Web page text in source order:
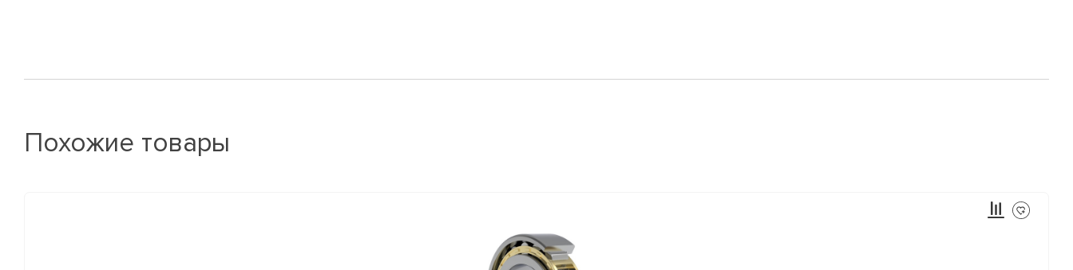
Похожие товары